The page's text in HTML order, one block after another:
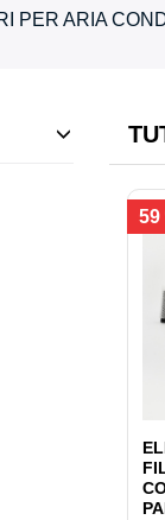
PER ARIA
59